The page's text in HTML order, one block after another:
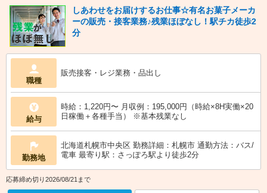
しあわせをお届けするお仕事☆有名お菓子メーカ
ーの販売・接客業務♪残業ほぼなし！駅チカ徒歩2
分
職種
販売接客・レジ業務・品出し
給与
時給：1,220円〜 月収例：195,000円（時給×8H実働×20
日稼働＋各種手当） ※基本残業なし
勤務地
北海道札幌市中央区 勤務詳細：札幌市 通勤方法：バス/
電車 最寄り駅：さっぽろ駅より徒歩2分
応募締め切り2026/08/21まで